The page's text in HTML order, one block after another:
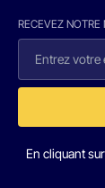
RECEVEZ NOTRE
En cliquant